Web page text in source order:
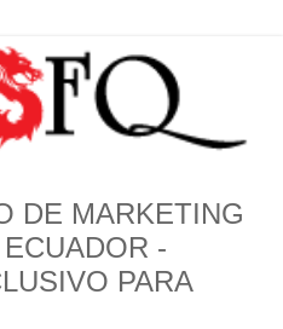
DE MARKETING
-
PARA